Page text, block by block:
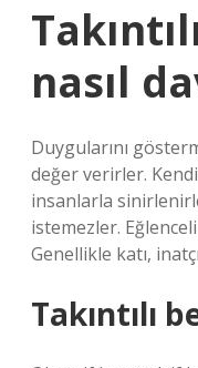
nasıl
Duygularını
değer verirler.
insanlarla
istemezler.
Genellikle katı,
Takıntılı